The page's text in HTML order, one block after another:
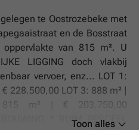
te Oostrozebeke met
en de Bosstraat
van 815 m². U
LIGGING doch vlakbij
vervoer, enz... LOT 1:
€ 228.500,00 LOT 3: 888 m² |
m² | € 203.750,00
* RUIM PERCEEL
Toon alles